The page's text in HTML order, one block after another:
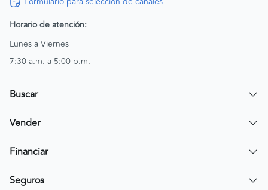
Horario de atención:
Lunes a Viernes
7:30 a.m. a 5:00 p.m.
Buscar
Encuentra un carro
Vender
Publicar mi vehículo
Financiar
Simular crédito
Seguros